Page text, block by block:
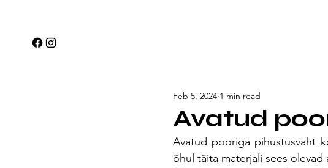
Avatud
Feb 5, 2024 1 min read
Avatud pooriga pihustusvaht
õhul täita materjali sees olevad